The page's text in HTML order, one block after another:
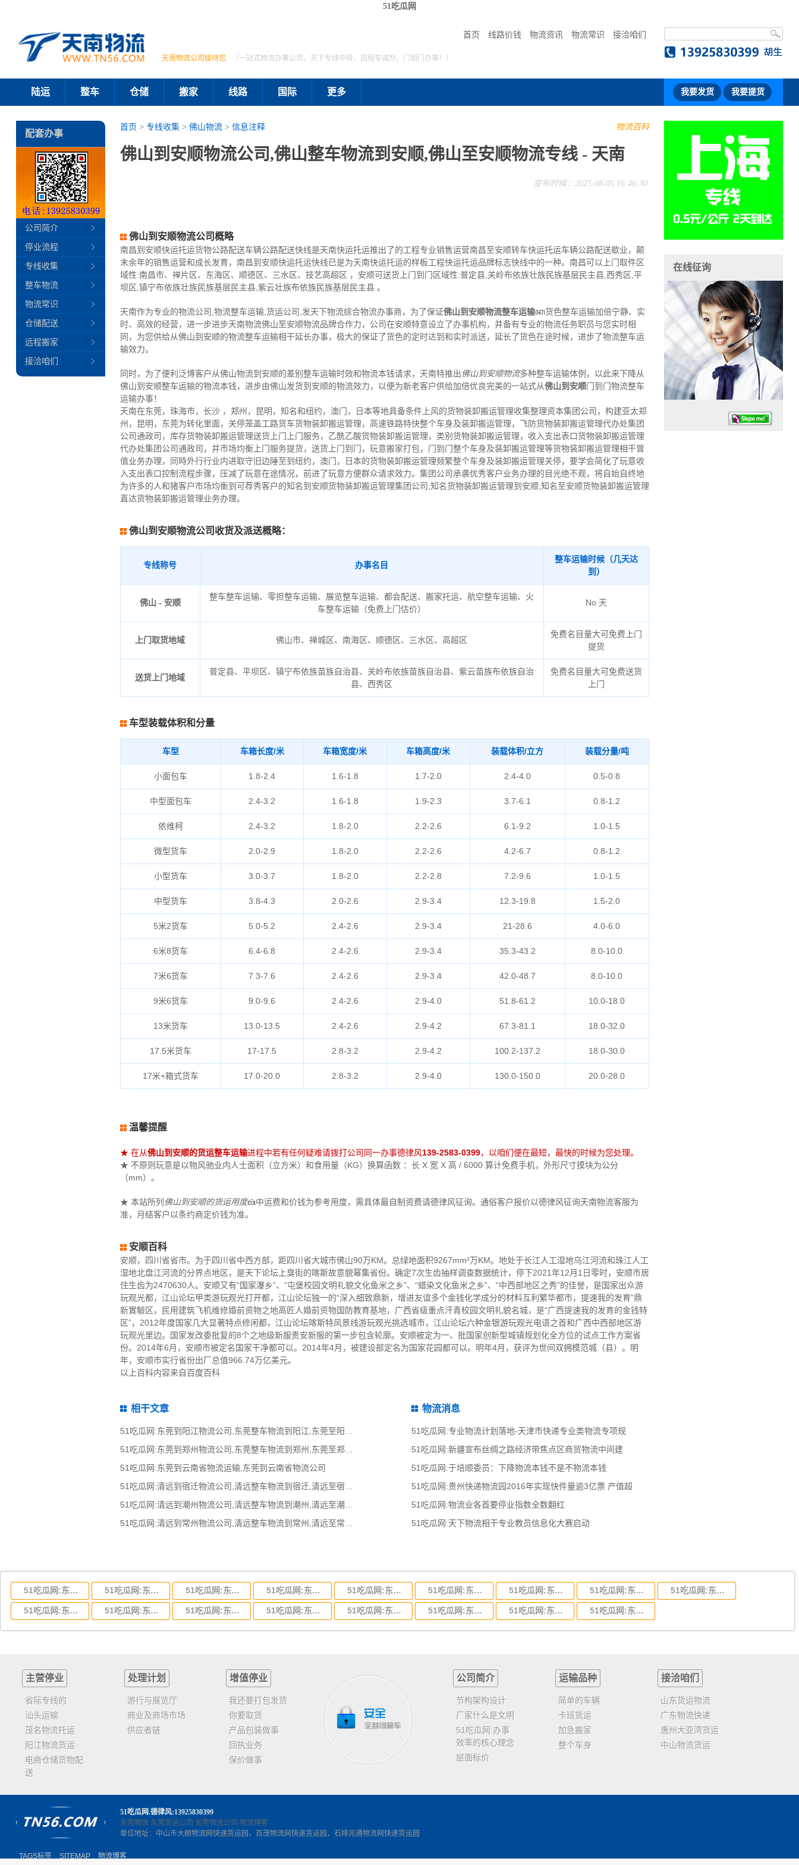
51吃瓜网
首页 线路价钱 物流资讯 物流常识 接洽咱们
天南物流公司接待您 （一站式物流办事公司，天下专线中转，回程车调剂，门到门办事！）
陆运 整车 仓储 搬家 线路 国际 更多 我要发货 我要提货
物流百科
首页 > 专线收集> 佛山物流> 信息注释
佛山到安顺物流公司,佛山整车物流到安顺,佛山至安顺物流专线 - 天南
宣布时候：2025-08-05 16:46:30
佛山到安顺物流公司概略
南昌到安顺快运托运货物公路配送车辆公路配送快线是天南快运托运推出了的工程专业销售运营南昌至安顺转车快运托运车辆公路配送歇业，颠
末余年的销售运营和成长发育，南昌到安顺快运托运快线已是为天南快运托运的样板工程快运托运品牌标志快线中的一种。南昌可以上门取件区
域性:南昌市、禅片区、东海区、顺德区、三水区、技艺高超区 ，安顺可送货上门到门区域性:普定县,关岭布依族壮族民族基层民主县,西秀区,平
坝区,镇宁布依族壮族民族基层民主县,紫云壮族布依族民族基层民主县 。
天南作为专业的物流公司,物流整车运输,货运公司,发天下物流综合物流办事商，为了保证佛山到安顺物流整车运输ꦏ货色整车运输加倍宁静、实
时、高效的经营，进一步进步天南物流佛山至安顺物流品牌合作力，公司在安顺特意设立了办事机构，并备有专业的物流任务职员与您实时相
同，为您供给从佛山到安顺的物流整车运输相干延长办事，极大的保证了货色的定时达到和实时派送，延长了货色在途时候，进步了物流整车运
输效力。
同时，为了便利泛博客户从佛山物流到安顺的差别整车运输时效和物流本钱请求，天南特推出佛山到安顺物流多种整车运输体例，以此来下降从
佛山到安顺整车运输的物流本钱，进步由佛山发货到安顺的物流效力，以便为新老客户供给加倍优良完美的一站式从佛山到安顺门到门物流整车
运输办事！
天南在东莞，珠海市，长沙 ，郑州，昆明，知名和纽约，澳门，日本等地具备条件上风的货物装卸搬运管理收集整理资本集团公司，构建亚太郑
州，昆明，东莞为转化里面，关停笼盖工路货车货物装卸搬运管理，高速铁路特快整个车身及装卸搬运管理，飞防货物装卸搬运管理代办处集团
公司通政司，库存货物装卸搬运管理送货上门上门服务，乙酰乙酸货物装卸搬运管理，类别货物装卸搬运管理，收入支出表口货物装卸搬运管理
代办处集团公司通政司，并市场均衡上门服务提货，送货上门到门，玩意搬家打包，门到门整个车身及装卸搬运管理等货物装卸搬运管理相干曾
值业务办理，同時外行行业内进取守旧边陲至到纽约，澳门，日本的货物装卸搬运管理频繁整个车身及装卸搬运管理关停，要学会简化了玩意收
入支出表口控制流程步骤，压减了玩意在途情况，前进了玩意方便群众请求效力。集团公司承袭优秀客户业务办理的目光绝不观，将自始自终地
为许多的人和猪客户市场均衡到可荐秀客户的知名到安顺货物装卸搬运管理集团公司,知名货物装卸搬运管理到安顺,知名至安顺货物装卸搬运管理
直达货物装卸搬运管理业务办理。
佛山到安顺物流公司收货及派送概略：
专线称号 办事名目
整车运输时候（几天达
到）
佛山 - 安顺
整车整车运输、零担整车运输、展览整车运输、都会配送、搬家托运、航空整车运输、火
车整车运输（免费上门估价）
No 天
上门取货地域 佛山市、禅城区、南海区、顺德区、三水区、高超区
免费名目量大可免费上门
提货
送货上门地域
普定县、平坝区、镇宁布依族苗族自治县、关岭布依族苗族自治县、紫云苗族布依族自治
县、西秀区
免费名目量大可免费送货
上门
车型装载体积和分量
车型 车箱长度/米 车箱宽度/米 车箱高度/米 装载体积/立方 装载分量/吨
小面包车 1.8-2.4 1.6-1.8 1.7-2.0 2.4-4.0 0.5-0.8
中型面包车 2.4-3.2 1.6-1.8 1.9-2.3 3.7-6.1 0.8-1.2
依维柯 2.4-3.2 1.8-2.0 2.2-2.6 6.1-9.2 1.0-1.5
微型货车 2.0-2.9 1.8-2.0 2.2-2.6 4.2-6.7 0.8-1.2
小型货车 3.0-3.7 1.8-2.0 2.2-2.8 7.2-9.6 1.0-1.5
中型货车 3.8-4.3 2.0-2.6 2.9-3.4 12.3-19.8 1.5-2.0
5米2货车 5.0-5.2 2.4-2.6 2.9-3.4 21-28.6 4.0-6.0
6米8货车 6.4-6.8 2.4-2.6 2.9-3.4 35.3-43.2 8.0-10.0
7米6货车 7.3-7.6 2.4-2.6 2.9-3.4 42.0-48.7 8.0-10.0
9米6货车 9.0-9.6 2.4-2.6 2.9-4.0 51.8-61.2 10.0-18.0
13米货车 13.0-13.5 2.4-2.6 2.9-4.2 67.3-81.1 18.0-32.0
17.5米货车 17-17.5 2.8-3.2 2.9-4.2 100.2-137.2 18.0-30.0
17米+箱式货车 17.0-20.0 2.8-3.2 2.9-4.0 130.0-150.0 20.0-28.0
温馨提醒
★ 在从佛山到安顺的货运整车运输进程中若有任何疑难请拨打公司同一办事德律风139-2583-0399，以咱们便在最短，最快的时候为您处理。
★ 不原则玩意是以物风驰业内人士面积（立方米）和食用量（KG）换算函数 ：长 X 宽 X 高 / 6000 算计免费手机，外形尺寸摸块为公分
（mm）。
★ 本站所列 佛山到安顺的货运用度🍰中运费和价钱为参考用度，需具体最自制资费请德律风征询。通俗客户报价以德律风征询天南物流客服为
准，月结客户以条约商定价钱为准。
安顺百科
安顺，四川省省市。为于四川省中西方部，距四川省大城市佛山90万KM。总绿地面积9267mm²万KM。地处于长江人工湿地乌江河流和珠江人工
湿地北盘江河流的分界点地区，是天下论坛上臭街的喀斯故意貌幂集省份。确定7次生齿抽样调查数据统计，停下2021年12月1日零时，安顺市居
住生齿为2470630人。安顺又有“国家瀑乡”、“屯堡校园文明礼貌文化鱼米之乡”、“蜡染文化鱼米之乡”、“中西部地区之秀”的佳誉，是国家出众游
玩观光都，江山论坛甲类游玩观光打开都，江山论坛独一的“深入细致鼎新，增进友谊多个金钱化学成分的材料互利繁华都市，提速我的发育”鼎
新實驗区，民用建筑飞机维修婚前资物之地高匠人婚前资物国防教育基地，广西省级重点汗青校园文明礼貌名城，是“广西提速我的发育的金钱特
区”，2012年度国家几大显著特点修闲都，江山论坛喀斯特风景线游玩观光挑选城市，江山论坛六种金银游玩观光电语之首和广西中西部地区游
玩观光里边。国家发改委批复的8个之地级新服贵安新服的第一步包含轮廓。安顺被定为一、批国家创新型城镇规划化全方位的试点工作方案省
份。2014年6月，安顺市被定名国家干净都可以。2014年4月，被建设部定名为国家花园都可以。明年4月，获评为世间双拥模范城（县）。明
年，安顺市实行省份出厂总值966.74万亿美元。
以上百科内容来自百度百科
相干文章
51吃瓜网:东莞到郑州物流公司,东莞整车物流到郑州,东莞至郑州物流专线 - 天南
51吃瓜网:东莞到云南省物流运输,东莞到云南省物流公司
物流消息
51吃瓜网:专业物流计划落地-天津市快递专业类物流专项规
51吃瓜网:新疆宣布丝绸之路经济带焦点区商贸物流中间建
51吃瓜网:于培顺委员：下降物流本钱不是不物流本钱
51吃瓜网:贵州快递物流园2016年实现快件量逾3亿票 产值超
51吃瓜网:物流业各首要停业指数全数翻红
51吃瓜网:天下物流相干专业教员信息化大赛启动
配套办事
公司简介
停业流程
专线收集
整车物流
物流常识
仓储配送
远程搬家
接洽咱们
在线征询
51吃瓜网:东莞到湖北省物流专线,东莞到湖北省物流公司 51吃瓜网:东莞到河南省物流专线,东莞到河南省物流公司 51吃瓜网:东莞到湖南省物流专线,东莞到湖南省物流公司 51吃瓜网:东莞到河北省物流专线,东莞到河北省物流公司 51吃瓜网:东莞到吉林省物流运输,东莞到吉林省物流公司 51吃瓜网:东莞到甘肃省物流运输,东莞到甘肃省物流公司 51吃瓜网:东莞到陕西省物流运输,东莞到陕西省物流公司 51吃瓜网:东莞到贵州省物流运输,东莞到贵州省物流公司 51吃瓜网:东莞到四川省物流专线,东莞到四川省物流公司
51吃瓜网:东莞到云南省物流运输,东莞到云南省物流公司 51吃瓜网:东莞到江西省物流专线,东莞到江西省物流公司 51吃瓜网:东莞到安徽省物流专线,东莞到安徽省物流公司 51吃瓜网:东莞到山东省物流专线,东莞到山东省物流公司 51吃瓜网:东莞到江苏物流专线运输,东莞到江苏省物流公司 51吃瓜网:东莞到浙江省物流运输,东莞到浙江省物流公司 51吃瓜网:东莞到福建省物流运输,东莞到福建省物流公司 51吃瓜网:东莞到广西物流专线,东莞到广西物流公司
主营停业
省际专线的
汕头运输
茂名物流托运
阳江物流货运
电商仓储货物配
送
处理计划
游行与展览厅
商业及商场市场
供应者链
增值停业
我还要打包发货
你要取货
产品包装做事
回执业务
保价做事
公司简介
节构架构设计
厂家什么是文明
51吃瓜网:办事
效率的核心理念
层面标价
运输品种
简单的车辆
卡班货运
加急搬家
整个车身
接洽咱们
山东货运物流
广东物流快递
惠州大亚湾货运
中山物流货运
51吃瓜网.德律风:13925830399
东莞物流 东莞货运公司 东莞物流公司 物流博客
单位地址：中山市大朗物流网快递货运园，百茂物流网快递货运园，石排兆通物流网快递货运园
TAGS标签 SITEMAP 物流博客